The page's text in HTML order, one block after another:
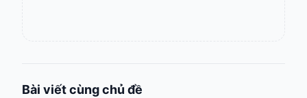
Bài viết cùng chủ đề